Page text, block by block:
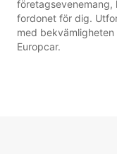
företagsevenemang,
fordonet för dig.
med
Europcar.